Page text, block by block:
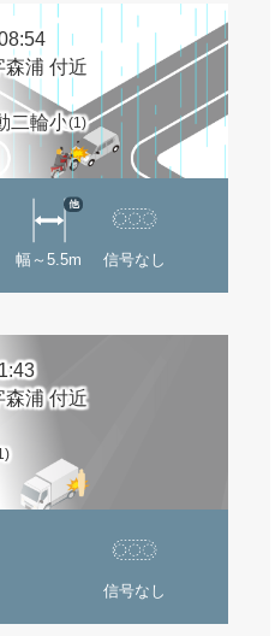
浦 付近
二輪小(1)
幅～5.5m
他
信号なし
森浦 付近
信号なし